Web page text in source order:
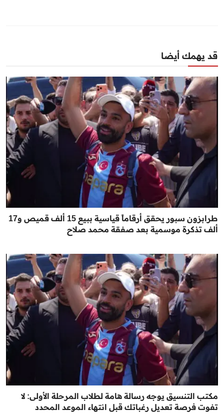
قد يهمك أيضا
طرابزون سبور يحقق أرقاماً قياسية ببيع 15 ألف قميص و17
ألف تذكرة موسمية بعد صفقة محمد صلاح
مكتب التنسيق يوجه رسالة هامة لطلاب المرحلة الأولى: لا
تفوت فرصة تعديل رغباتك قبل انتهاء الموعد المحدد